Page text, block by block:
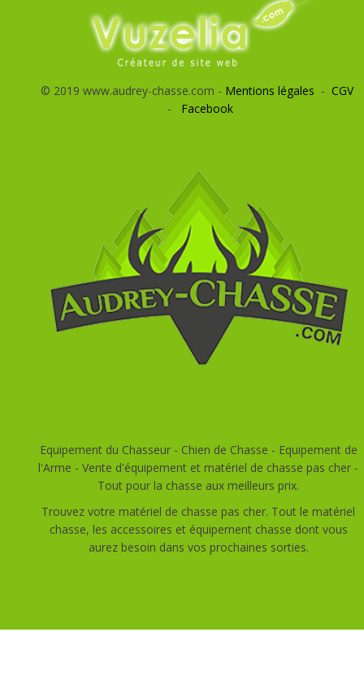
© 2019 www.audrey-chasse.com - Mentions légales - CGV
- Facebook
Equipement du Chasseur - Chien de Chasse - Equipement de
l'Arme - Vente d'équipement et matériel de chasse pas cher -
Tout pour la chasse aux meilleurs prix.
Trouvez votre matériel de chasse pas cher. Tout le matériel
chasse, les accessoires et équipement chasse dont vous
aurez besoin dans vos prochaines sorties.